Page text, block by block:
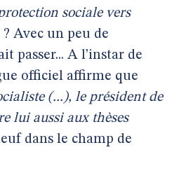
sociale vers
Avec un peu de
passer... A l’instar de
officiel affirme que
(...), le président de
lui aussi aux thèses
dans le champ de